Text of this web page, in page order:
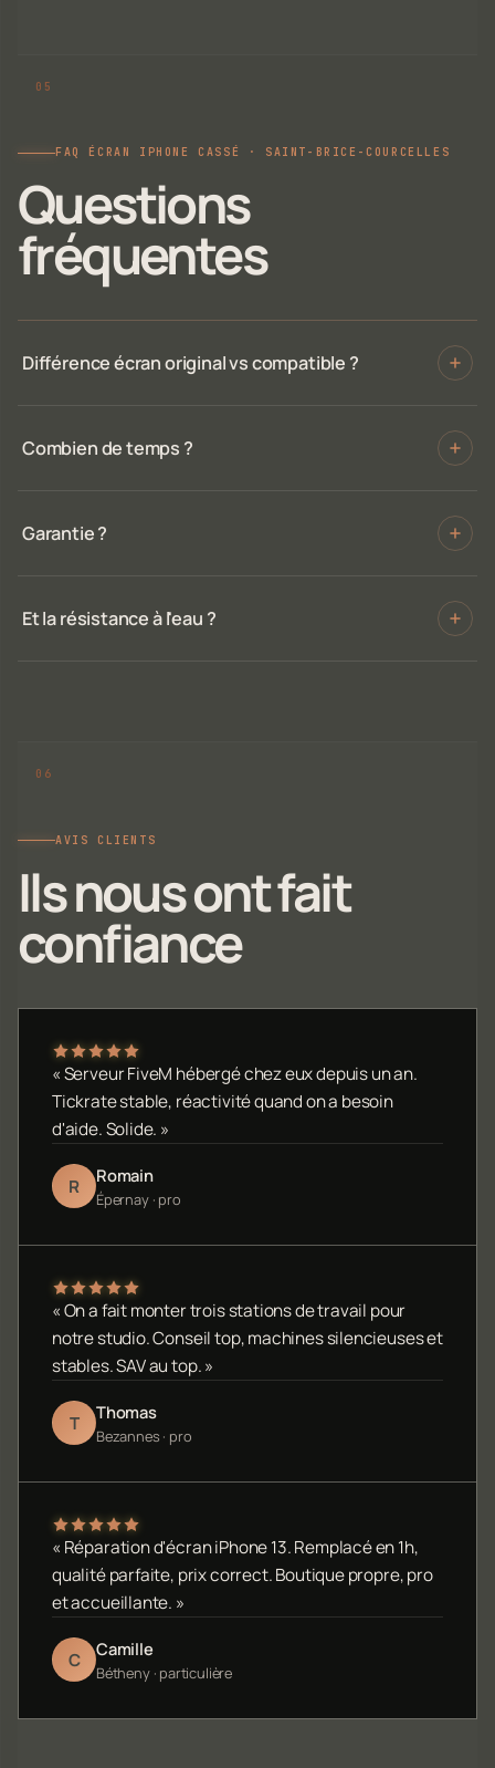
FAQ ÉCRAN IPHONE CASSÉ · SAINT-BRICE-COURCELLES
Questions
fréquentes
Différence écran original vs compatible ?
Combien de temps ?
Garantie ?
Et la résistance à l'eau ?
AVIS CLIENTS
Ils nous ont fait
confiance
« Serveur FiveM hébergé chez eux depuis un an.
Tickrate stable, réactivité quand on a besoin
d'aide. Solide. »
R Romain
Épernay · pro
« On a fait monter trois stations de travail pour
notre studio. Conseil top, machines silencieuses et
stables. SAV au top. »
T Thomas
Bezannes · pro
« Réparation d'écran iPhone 13. Remplacé en 1h,
qualité parfaite, prix correct. Boutique propre, pro
et accueillante. »
C Camille
Bétheny · particulière